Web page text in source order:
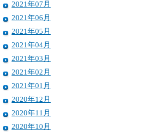
2021年07月
2021年06月
2021年05月
2021年04月
2021年03月
2021年02月
2021年01月
2020年12月
2020年11月
2020年10月